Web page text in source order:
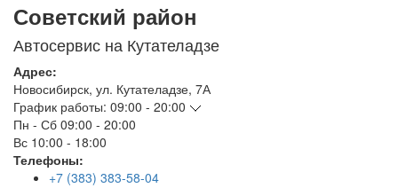
Советский район
Автосервис на Кутателадзе
Адрес:
Новосибирск, ул. Кутателадзе, 7А
График работы: 09:00 - 20:00
Пн - Сб 09:00 - 20:00
Вс 10:00 - 18:00
Телефоны:
+7 (383) 383-58-04